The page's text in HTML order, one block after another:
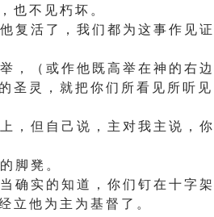
也 不 见 朽 坏 。
复 活 了 ， 我 们 都 为 这 事 作 见 证
， （ 或 作 他 既 高 举 在 神 的 右 边
圣 灵 ， 就 把 你 们 所 看 见 所 听 见
， 但 自 己 说 ， 主 对 我 主 说 ， 你
脚 凳 。
确 实 的 知 道 ， 你 们 钉 在 十 字 架
立 他 为 主 为 基 督 了 。